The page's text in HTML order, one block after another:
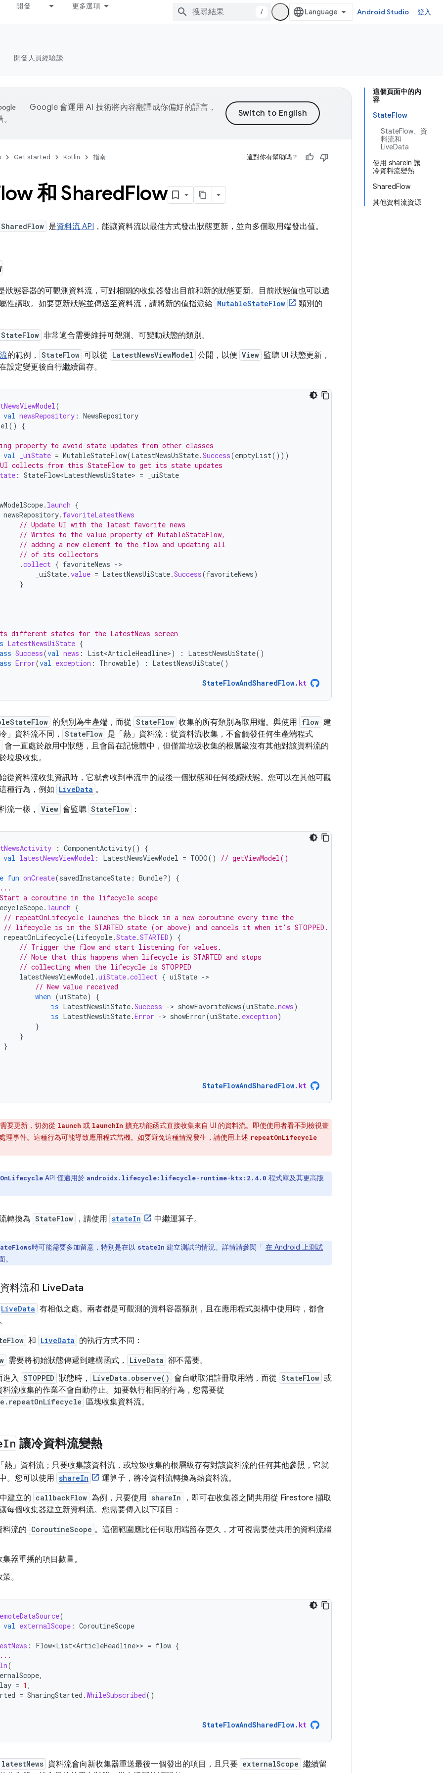
開發 更多選項
/ Android Studio 登入
開發人員經驗談
這個頁面中的內
容
StateFlow
StateFlow、資
料流和
LiveData
使用 shareIn 讓
冷資料流變熱
SharedFlow
其他資料流資源
Google 會運用 AI 技術將內容翻譯成你偏好的語言，
Get started Kotlin 指南 這對你有幫助嗎？
和 SharedFlow
SharedFlow 是資料流 API ，能讓資料流以最佳方式發出狀態更新，並向多個取用端發出值。
狀態容器的可觀測資料流，可對相關的收集器發出目前和新的狀態更新。目前狀態值也可以透
性讀取。如要更新狀態並傳送至資料流，請將新的值指派給 MutableStateFlow 類別的
StateFlow 非常適合需要維持可觀測、可變動狀態的類別。
的範例， StateFlow 可以從 LatestNewsViewModel 公開，以便 View 監聽 UI 狀態更新，
設定變更後自行繼續留存。
(
val newsRepository : NewsRepository
() {
property to avoid state updates from other classes
val _uiState = MutableStateFlow(LatestNewsUiState.Success(emptyList()))
collects from this StateFlow to get its state updates
: StateFlow<LatestNewsUiState> = _uiState
. launch {
newsRepository. favoriteLatestNews
// Update UI with the latest favorite news
// Writes to the value property of MutableStateFlow,
// adding a new element to the flow and updating all
// of its collectors
.collect { favoriteNews -
_uiState.value = LatestNewsUiState.Success(favoriteNews)
}
different states for the LatestNews screen
LatestNewsUiState {
Success(val news : List<ArticleHeadline>) : LatestNewsUiState()
Error(val exception : Throwable) : LatestNewsUiState()
StateFlowAndSharedFlow. kt
的類別為生產端，而從 StateFlow 收集的所有類別為取用端。與使用 flow 建
」 資料流不同， StateFlow 是「熱」 資料流：從資料流收集，不會觸發任何生產端程式
會一直處於啟用中狀態，且會留在記憶體中，但僅當垃圾收集的根層級沒有其他對該資料流的
垃圾收集。
從資料流收集資訊時，它就會收到串流中的最後一個狀態和任何後續狀態。您可以在其他可觀
種行為，例如 LiveData 。
流一樣，
View 會監聽 StateFlow ：
: ComponentActivity()
{
val latestNewsViewModel : LatestNewsViewModel = TODO() // getViewModel()
fun onCreate(savedInstanceState : Bundle?)
{
a coroutine in the lifecycle scope
. launch {
// repeatOnLifecycle launches the block in a new coroutine every time the
// lifecycle is in the STARTED state (or above) and cancels it when it's STOPPED.
repeatOnLifecycle(Lifecycle.State.STARTED)
{
// Trigger the flow and start listening for values.
// Note that this happens when lifecycle is STARTED and stops
// collecting when the lifecycle is STOPPED
latestNewsViewModel .uiState.collect { uiState -
// New value received
when (uiState)
{
is LatestNewsUiState.Success -> showFavoriteNews(uiState.news)
is LatestNewsUiState.Error -> showError(uiState. exception)
}
}
}
StateFlowAndSharedFlow. kt
要更新，切勿從 launch 或 launchIn 擴充功能函式直接收集來自 UI 的資料流。即使使用者看不到檢視畫
理事件。這種行為可能導致應用程式當機。如要避免這種情況發生，請使用上述 repeatOnLifecycle
API 僅適用於 androidx.lifecycle:lifecycle-runtime-ktx:2.4.0 程式庫及其更高版
轉換為 StateFlow ，請使用 stateIn 中繼運算子。
時可能需要多加留意，特別是在以 stateIn 建立測試的情況。詳情請參閱「 在 Android 上測試
。
料流和 LiveData
LiveData 有相似之處。兩者都是可觀測的資料容器類別，且在應用程式架構中使用時，都會
和 LiveData 的執行方式不同：
需要將初始狀態傳遞到建構函式， LiveData 卻不需要。
進入 STOPPED 狀態時， LiveData.observe() 會自動取消註冊取用端，而從 StateFlow 或
料流收集的作業不會自動停止。如要執行相同的行為，您需要從
區塊收集資料流。
In 讓冷資料流變熱
熱」 資料流；只要收集該資料流，或垃圾收集的根層級存有對該資料流的任何其他參照，它就
。您可以使用 shareIn
運算子，將冷資料流轉換為熱資料流。
中建立的 callbackFlow 為例，只要使用 shareIn
，即可在收集器之間共用從 Firestore 擷取
每個收集器建立新資料流。您需要傳入以下項目：
料流的 CoroutineScope 。這個範圍應比任何取用端留存更久，才可視需要使共用的資料流繼
器重播的項目數量。
。
(
val externalScope : CoroutineScope
: Flow<List<ArticleHeadline>> = flow {
(
,
= 1 ,
= SharingStarted .WhileSubscribed()
StateFlowAndSharedFlow. kt
latestNews 資料流會向新收集器重送最後一個發出的項目，且只要 externalScope 繼續留